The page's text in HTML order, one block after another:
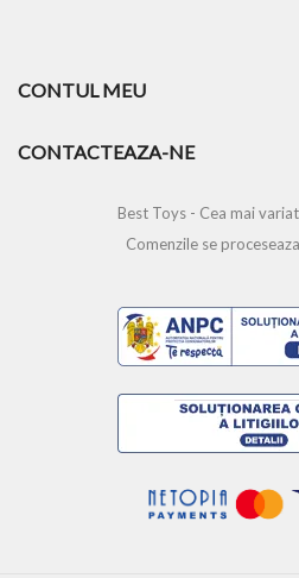
CONTUL MEU
CONTACTEAZA-NE
Best Toys - Cea mai
Comenzile se